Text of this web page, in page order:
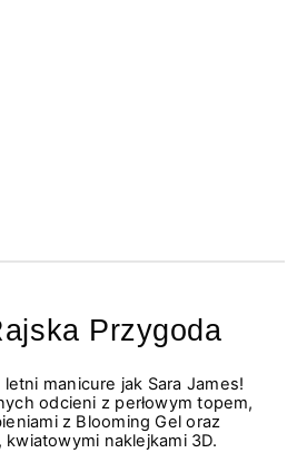
Przygoda
manicure jak Sara James!
odcieni z perłowym topem,
z Blooming Gel oraz
naklejkami 3D.